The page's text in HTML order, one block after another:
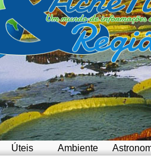
Úteis Ambiente